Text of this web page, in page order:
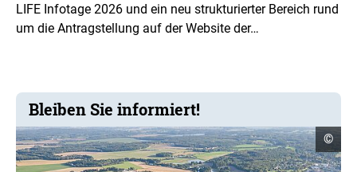
LIFE Infotage 2026 und ein neu strukturierter Bereich rund
um die Antragstellung auf der Website der…
Bleiben Sie informiert!
©